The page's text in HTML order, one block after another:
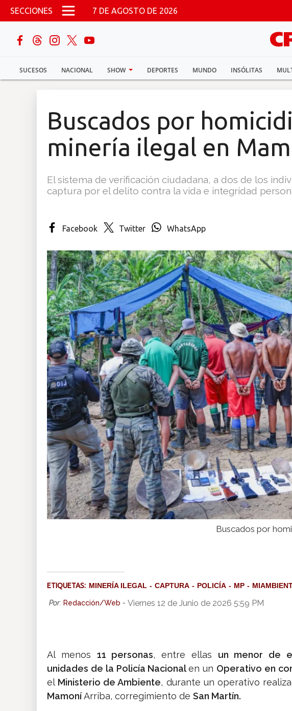
Pasar al contenido principal
SECCIONES 7 DE AGOSTO DE 2026
SUCESOS NACIONAL SHOW DEPORTES MUNDO INSÓLITAS
buscar
Sucesos
Multimedia
Buscados por
minería ilegal en
El sistema de verificación ciudadana, a dos de los
captura por el delito contra la vida e integridad
Facebook Twitter WhatsApp
Buscados por
ETIQUETAS: MINERÍA ILEGAL CAPTURA POLICÍA MP
Por: Redacción/Web - Viernes 12 de Junio de 2026 5:59 PM
Al menos 11 personas, entre ellas un menor de
unidades de la Policía Nacionalen un Operativo en
el Ministerio de Ambiente, durante un operativo
MamoníArriba, corregimiento de San Martín.